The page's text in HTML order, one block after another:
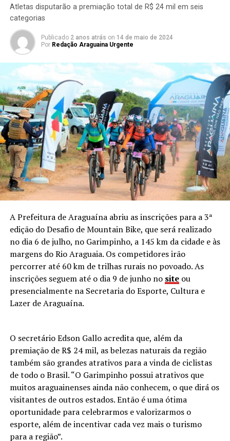
Atletas disputarão a premiação total de R$ 24 mil em seis
categorias
Publicado 2 anos atrás on 14 de maio de 2024
Por Redação Araguaina Urgente
A Prefeitura de Araguaína abriu as inscrições para a 3ª
edição do Desafio de Mountain Bike, que será realizado
no dia 6 de julho, no Garimpinho, a 145 km da cidade e às
margens do Rio Araguaia. Os competidores irão
percorrer até 60 km de trilhas rurais no povoado. As
inscrições seguem até o dia 9 de junho no site ou
presencialmente na Secretaria do Esporte, Cultura e
Lazer de Araguaína.
O secretário Edson Gallo acredita que, além da
premiação de R$ 24 mil, as belezas naturais da região
também são grandes atrativos para a vinda de ciclistas
de todo o Brasil. “O Garimpinho possui atrativos que
muitos araguainenses ainda não conhecem, o que dirá os
visitantes de outros estados. Então é uma ótima
oportunidade para celebrarmos e valorizarmos o
esporte, além de incentivar cada vez mais o turismo
para a região”.